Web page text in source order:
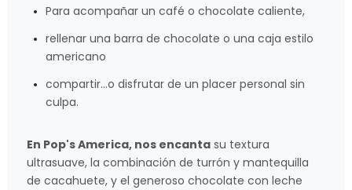
Para acompañar un café o chocolate caliente,
rellenar una barra de chocolate o una caja estilo
americano
compartir…o disfrutar de un placer personal sin
culpa.
En Pop's America, nos encanta su textura
ultrasuave, la combinación de turrón y mantequilla
de cacahuete, y el generoso chocolate con leche